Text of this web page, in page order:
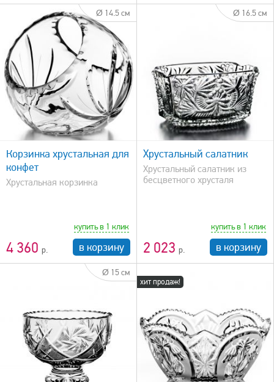
Ø 14.5 см
Корзинка хрустальная для
конфет
Хрустальная корзинка
4 360
купить в 1 клик
в корзину
Ø 16.5 см
быстрый просмотр
Хрустальный салатник
Хрустальный салатник из
бесцветного хрусталя
2 023
купить в 1 клик
в корзину
Ø 15 см
хит продаж!